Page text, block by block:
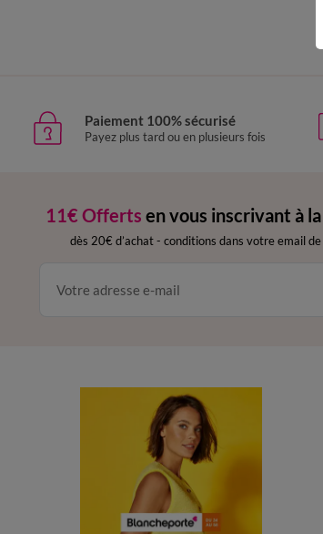
Paiement 100% sécurisé
Payez plus tard ou en plusieurs fois
11€ Offerts en vous inscrivant à
dès 20€ d’achat - conditions dans votre email